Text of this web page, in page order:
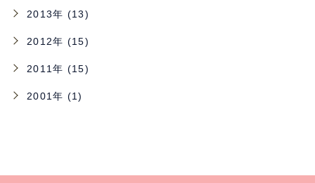
2013年 (13)
2012年 (15)
2011年 (15)
2001年 (1)